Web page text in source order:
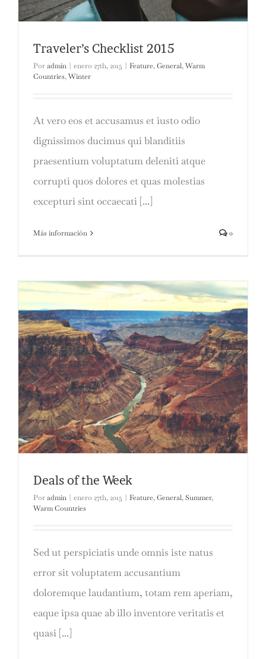
Traveler’s Checklist 2015
Poradmin | enero 27th, 2015 | Feature,General,Warm
Countries,Winter
At vero eos et accusamus et iusto odio
dignissimos ducimus qui blanditiis
praesentium voluptatum deleniti atque
corrupti quos dolores et quas molestias
excepturi sint occaecati [...]
Más información 0
Deals of the Week
Poradmin | enero 27th, 2015 | Feature,General,Summer,
Warm Countries
Sed ut perspiciatis unde omnis iste natus
error sit voluptatem accusantium
doloremque laudantium, totam rem aperiam,
eaque ipsa quae ab illo inventore veritatis et
quasi [...]